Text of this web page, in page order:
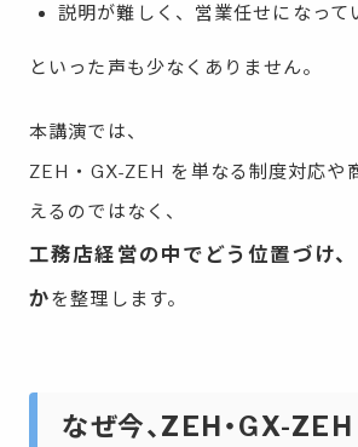
説明が難しく、営業任せになって
といった声も少なくありません。
本講演では、
ZEH・GX-ZEH を単なる制度対応や
えるのではなく、
工務店経営の中でどう位置づけ
かを整理します。
なぜ今、ZEH・GX-ZEH